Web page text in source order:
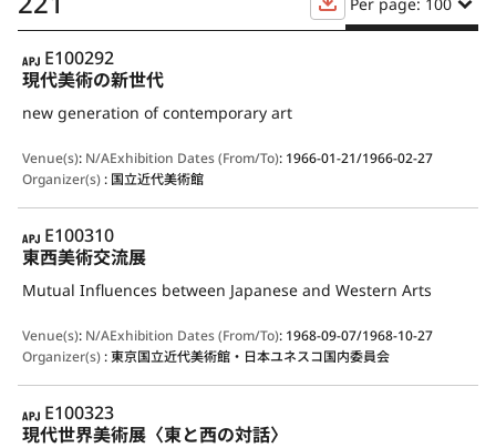
APJ
E100292
現代美術の新世代
new generation of contemporary art
Venue(s): N/AExhibition Dates (From/To): 1966-01-21/1966-02-27
Organizer(s): 国立近代美術館
APJ
E100310
東西美術交流展
Mutual Influences between Japanese and Western Arts
Venue(s): N/AExhibition Dates (From/To): 1968-09-07/1968-10-27
Organizer(s):東京国立近代美術館・日本ユネスコ国内委員会
APJ
E100323
現代世界美術展〈東と西の対話〉